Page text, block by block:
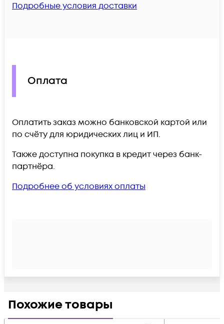
Подробные условия доставки
Оплата
Оплатить заказ можно банковской картой или
по счёту для юридических лиц и ИП.
Также доступна покупка в кредит через банк-
партнёра.
Подробнее об условиях оплаты
Похожие товары